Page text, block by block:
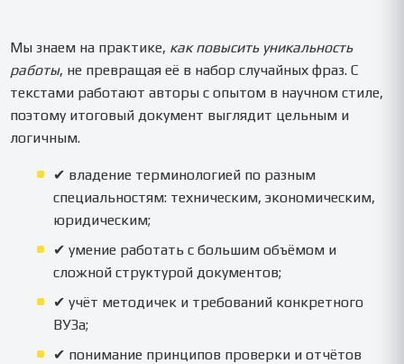
Мы знаем на практике, как повысить уникальность
работы, не превращая её в набор случайных фраз. С
текстами работают авторы с опытом в научном стиле,
поэтому итоговый документ выглядит цельным и
логичным.
✔ владение терминологией по разным
специальностям: техническим, экономическим,
юридическим;
✔ умение работать с большим объёмом и
сложной структурой документов;
✔ учёт методичек и требований конкретного
ВУЗа;
✔ понимание принципов проверки и отчётов